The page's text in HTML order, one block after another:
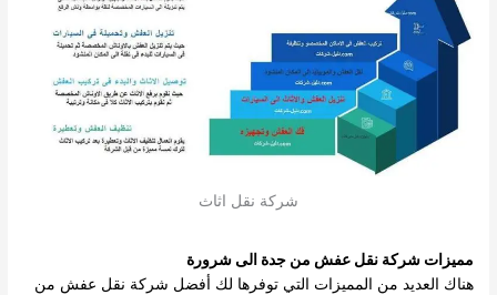
شركة نقل اثاث
مميزات شركة نقل عفش من جدة الى شرورة
هناك العديد من المميزات التي توفرها لك أفضل شركة نقل عفش من